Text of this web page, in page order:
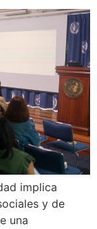
implica
y de
una